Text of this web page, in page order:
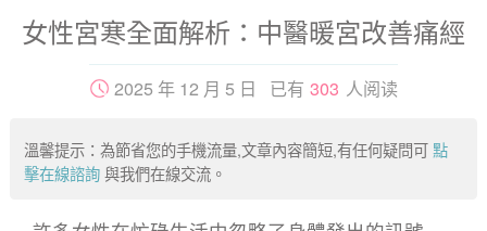
女性宮寒全面解析：中醫暖宮改善痛經
2025 年 12 月 5 日 已有 303 人阅读
溫馨提示：為節省您的手機流量,文章內容簡短,有任何疑問可點
擊在線諮詢 與我們在線交流。